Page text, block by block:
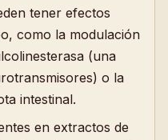
tener efectos
como la modulación
(una
o la
intestinal.
en extractos de